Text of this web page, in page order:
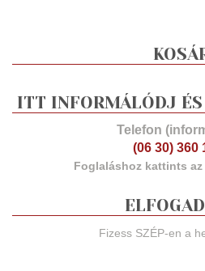
ITT INFORMÁLÓDJ
Telefon
(06 30) 360
Foglaláshoz kattints
Fizess SZÉP-en a